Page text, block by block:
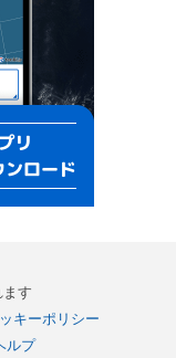
す
キーポリシー
ルプ